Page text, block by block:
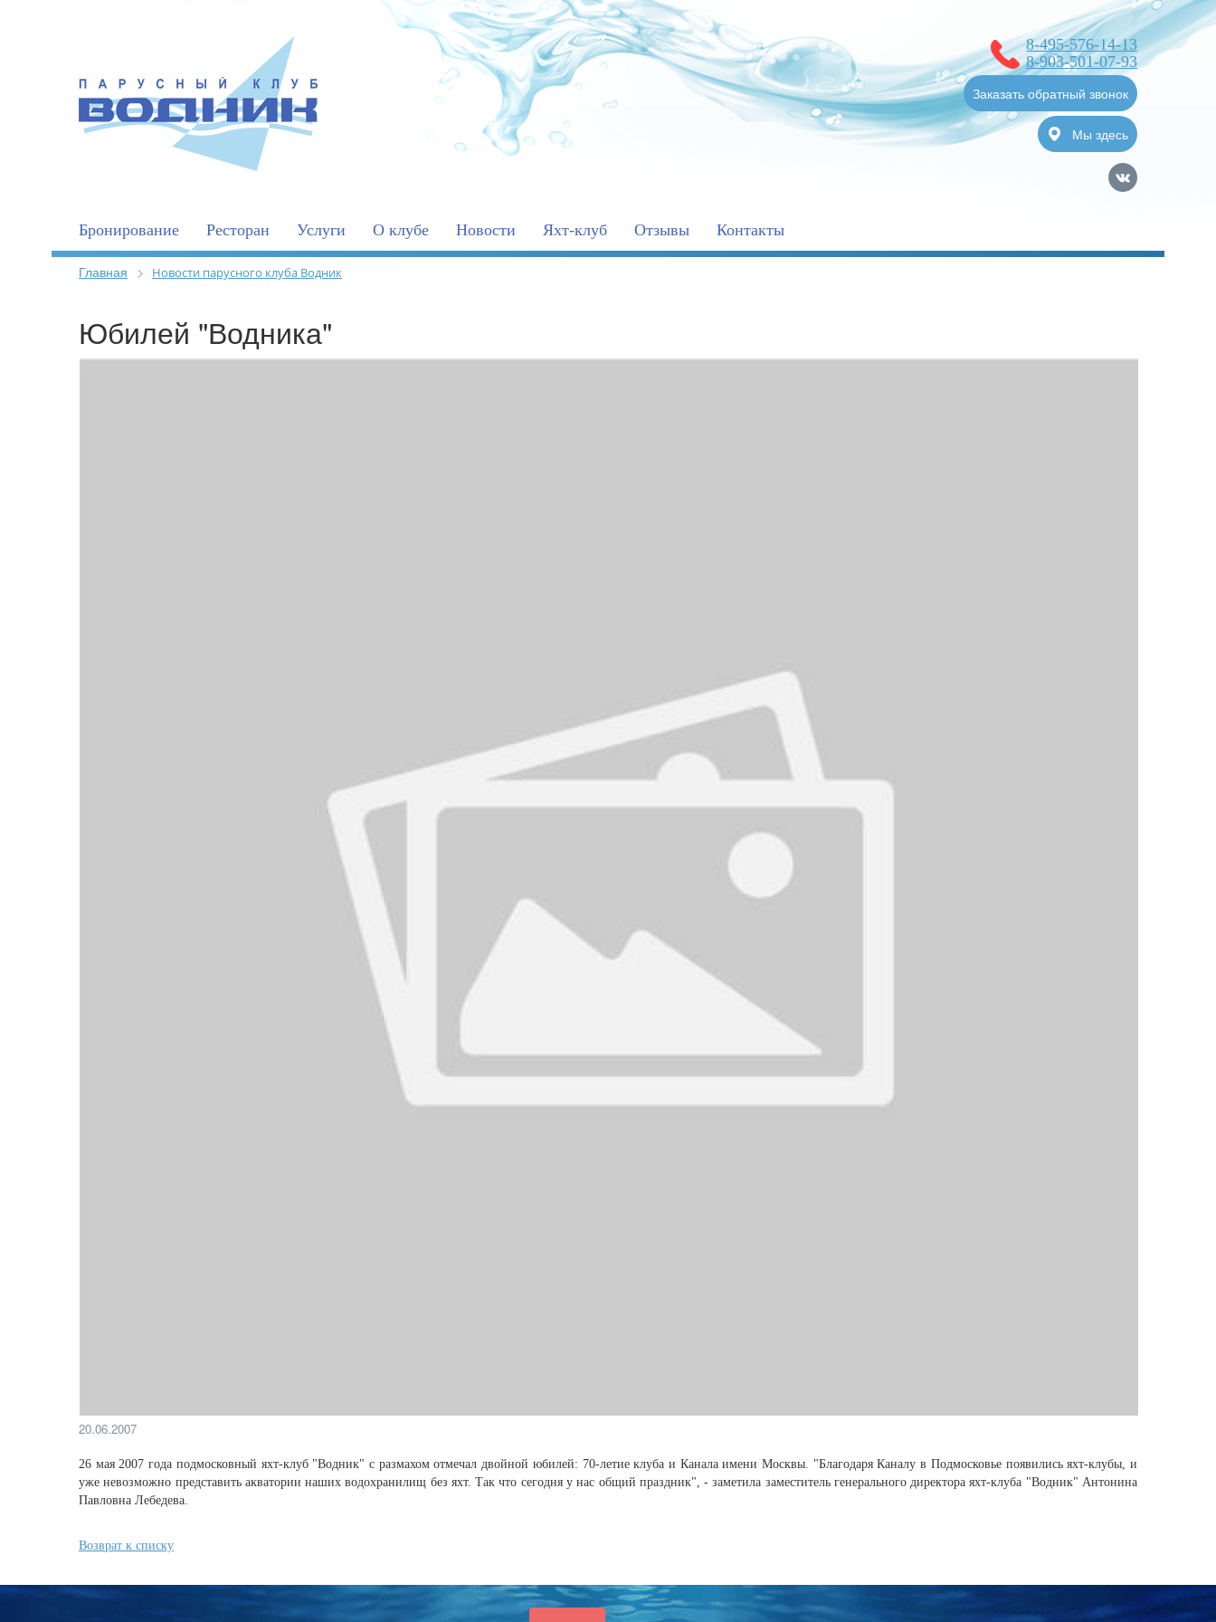
8-495-576-14-13
8-903-501-07-93
Заказать обратный звонок
Мы здесь
Бронирование Ресторан Услуги О клубе Новости Яхт-клуб Отзывы Контакты
Главная Новости парусного клуба Водник
Юбилей "Водника"
20.06.2007
26 мая 2007 года подмосковный яхт-клуб "Водник" с размахом отмечал двойной юбилей: 70-летие клуба и Канала имени Москвы. "Благодаря Каналу в Подмосковье появились яхт-клубы, и
уже невозможно представить акватории наших водохранилищ без яхт. Так что сегодня у нас общий праздник", - заметила заместитель генерального директора яхт-клуба "Водник" Антонина
Павловна Лебедева.
Возврат к списку